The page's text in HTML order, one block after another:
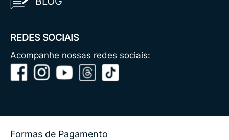
REDES SOCIAIS
Acompanhe nossas redes sociais:
Formas de Pagamento